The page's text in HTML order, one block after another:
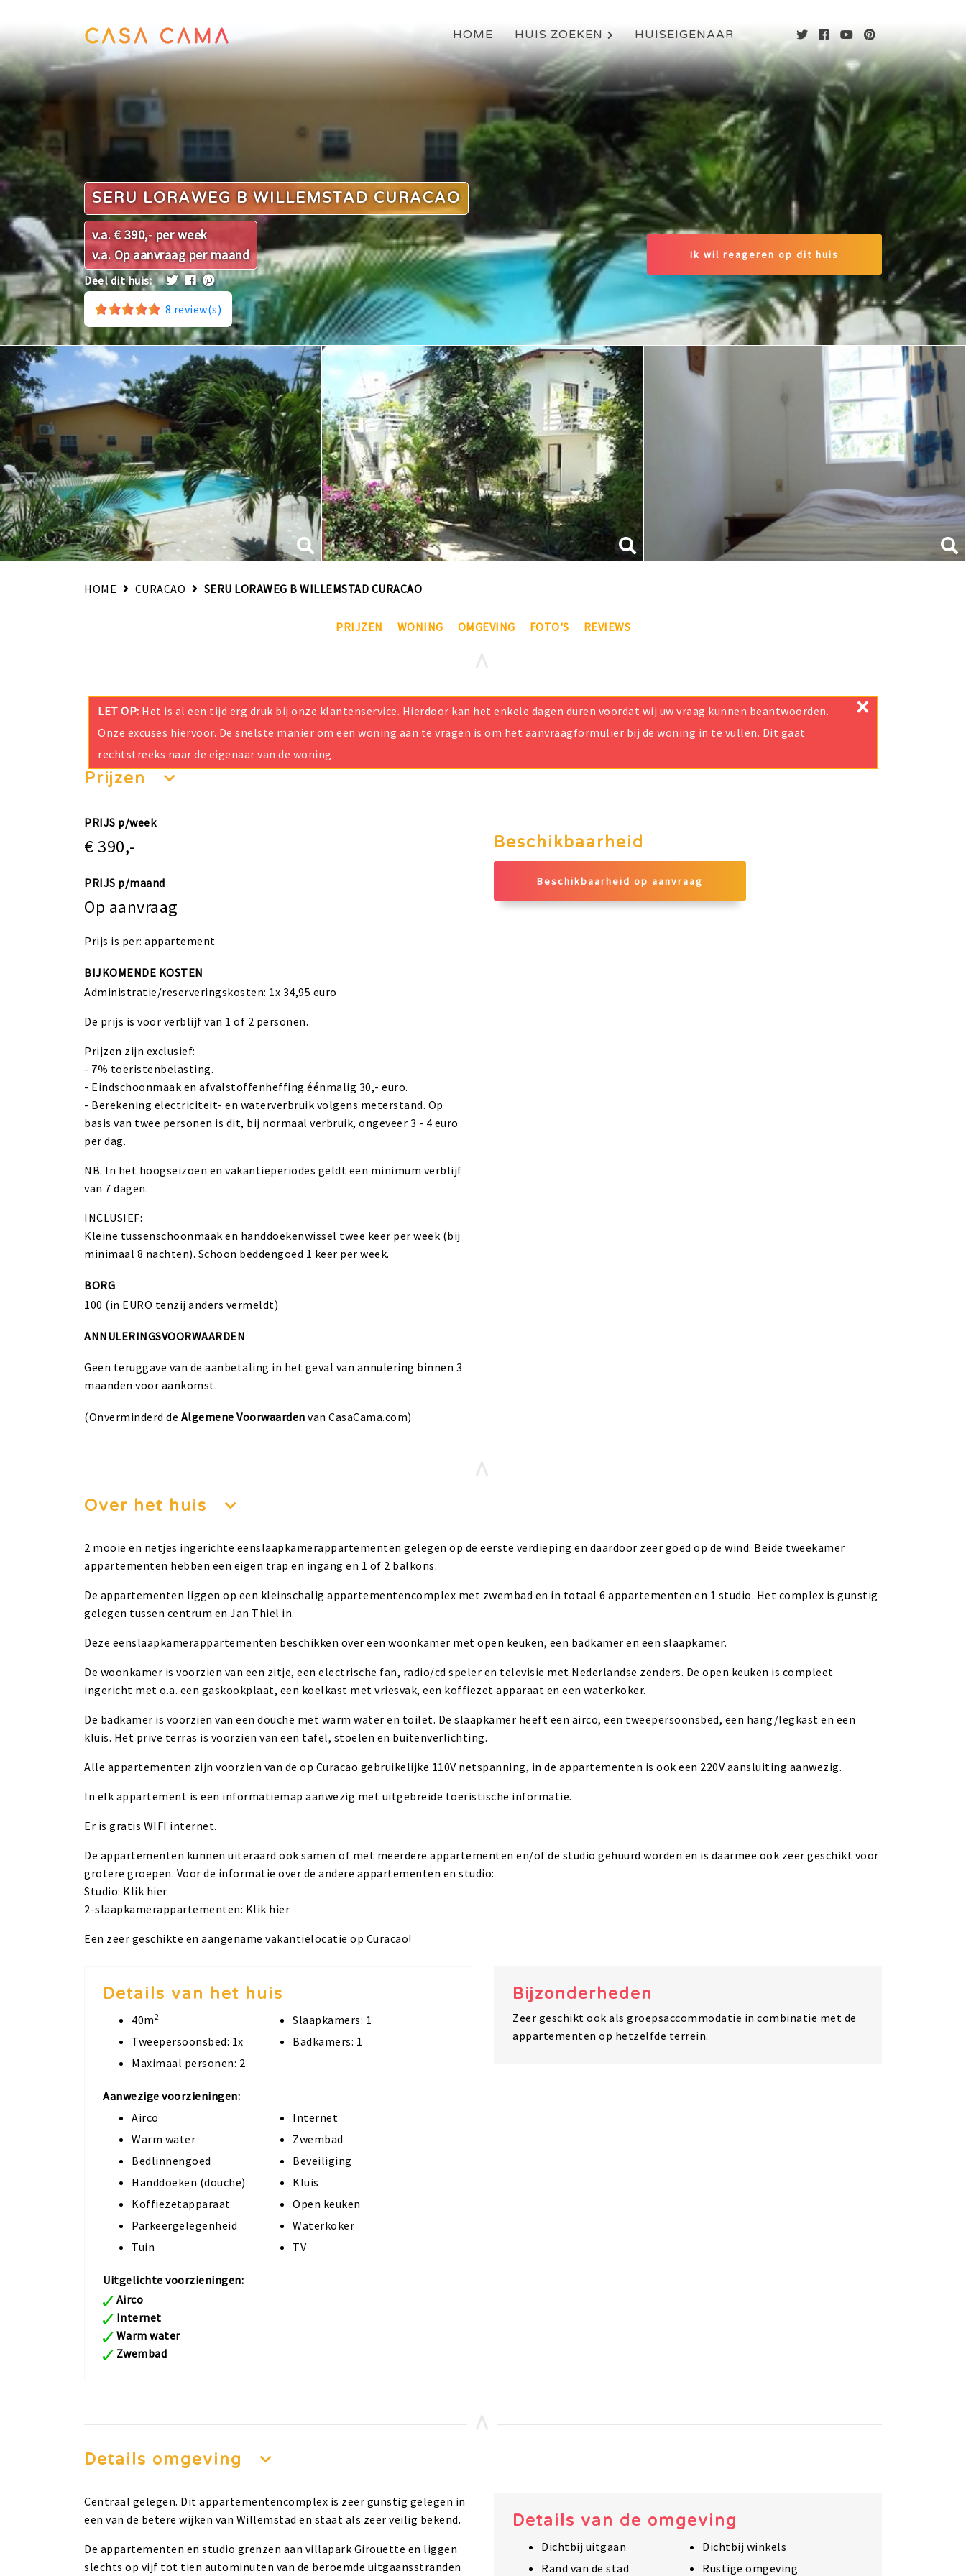
HOME HUIS ZOEKEN HUISEIGENAAR
SERU LORAWEG B WILLEMSTAD CURACAO
v.a. € 390,- per week
v.a. Op aanvraag per maand
Deel dit huis:
8 review(s)
Ik wil reageren op dit huis
HOME CURACAO SERU LORAWEG B WILLEMSTAD CURACAO
PRIJZEN WONING OMGEVING FOTO'S REVIEWS
×
LET OP: Het is al een tijd erg druk bij onze klantenservice. Hierdoor kan het enkele dagen duren voordat wij uw vraag kunnen beantwoorden.
Onze excuses hiervoor. De snelste manier om een woning aan te vragen is om het aanvraagformulier bij de woning in te vullen. Dit gaat
rechtstreeks naar de eigenaar van de woning.
Prijzen
PRIJS p/week
€ 390,-
PRIJS p/maand
Op aanvraag
Prijs is per: appartement
BIJKOMENDE KOSTEN
Administratie/reserveringskosten: 1x 34,95 euro
De prijs is voor verblijf van 1 of 2 personen.
Prijzen zijn exclusief:
- 7% toeristenbelasting.
- Eindschoonmaak en afvalstoffenheffing éénmalig 30,- euro.
- Berekening electriciteit- en waterverbruik volgens meterstand. Op
basis van twee personen is dit, bij normaal verbruik, ongeveer 3 - 4 euro
per dag.
NB. In het hoogseizoen en vakantieperiodes geldt een minimum verblijf
van 7 dagen.
INCLUSIEF:
Kleine tussenschoonmaak en handdoekenwissel twee keer per week (bij
minimaal 8 nachten). Schoon beddengoed 1 keer per week.
BORG
100 (in EURO tenzij anders vermeldt)
ANNULERINGSVOORWAARDEN
Geen teruggave van de aanbetaling in het geval van annulering binnen 3
maanden voor aankomst.
(Onverminderd de Algemene Voorwaarden van CasaCama.com)
Beschikbaarheid
Beschikbaarheid op aanvraag
Over het huis
2 mooie en netjes ingerichte eenslaapkamerappartementen gelegen op de eerste verdieping en daardoor zeer goed op de wind. Beide tweekamer
appartementen hebben een eigen trap en ingang en 1 of 2 balkons.
De appartementen liggen op een kleinschalig appartementencomplex met zwembad en in totaal 6 appartementen en 1 studio. Het complex is gunstig
gelegen tussen centrum en Jan Thiel in.
Deze eenslaapkamerappartementen beschikken over een woonkamer met open keuken, een badkamer en een slaapkamer.
De woonkamer is voorzien van een zitje, een electrische fan, radio/cd speler en televisie met Nederlandse zenders. De open keuken is compleet
ingericht met o.a. een gaskookplaat, een koelkast met vriesvak, een koffiezet apparaat en een waterkoker.
De badkamer is voorzien van een douche met warm water en toilet. De slaapkamer heeft een airco, een tweepersoonsbed, een hang/legkast en een
kluis. Het prive terras is voorzien van een tafel, stoelen en buitenverlichting.
Alle appartementen zijn voorzien van de op Curacao gebruikelijke 110V netspanning, in de appartementen is ook een 220V aansluiting aanwezig.
In elk appartement is een informatiemap aanwezig met uitgebreide toeristische informatie.
Er is gratis WIFI internet.
De appartementen kunnen uiteraard ook samen of met meerdere appartementen en/of de studio gehuurd worden en is daarmee ook zeer geschikt voor
grotere groepen. Voor de informatie over de andere appartementen en studio:
Studio: Klik hier
2-slaapkamerappartementen: Klik hier
Een zeer geschikte en aangename vakantielocatie op Curacao!
Details van het huis
40m2
Slaapkamers: 1
Tweepersoonsbed: 1x
Badkamers: 1
Maximaal personen: 2
Aanwezige voorzieningen:
Airco
Internet
Warm water
Zwembad
Bedlinnengoed
Beveiliging
Handdoeken (douche)
Kluis
Koffiezetapparaat
Open keuken
Parkeergelegenheid
Waterkoker
Tuin
TV
Uitgelichte voorzieningen:
Airco
Internet
Warm water
Zwembad
Bijzonderheden
Zeer geschikt ook als groepsaccommodatie in combinatie met de
appartementen op hetzelfde terrein.
Details omgeving
Centraal gelegen. Dit appartementencomplex is zeer gunstig gelegen in
een van de betere wijken van Willemstad en staat als zeer veilig bekend.
De appartementen en studio grenzen aan villapark Girouette en liggen
slechts op vijf tot tien autominuten van de beroemde uitgaansstranden
Details van de omgeving
Dichtbij uitgaan
Dichtbij winkels
Rand van de stad
Rustige omgeving